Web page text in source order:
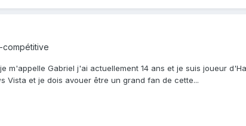
compétitive
m'appelle Gabriel j'ai actuellement 14 ans et je suis joueur
Vista et je dois avouer être un grand fan de cette...